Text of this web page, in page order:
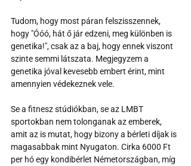
Tudom, hogy most páran felszisszennek,
hogy "Óóó, hát ő jár edzeni, meg különben is
genetika!", csak az a baj, hogy ennek viszont
szinte semmi látszata. Megjegyzem a
genetika jóval kevesebb embert érint, mint
amennyien védekeznek vele.
Se a fitnesz stúdiókban, se az LMBT
sportokban nem tolonganak az emberek,
amit az is mutat, hogy bizony a bérleti díjak is
magasabbak mint Nyugaton. Cirka 6000 Ft
per hó egy kondibérlet Németországban, míg